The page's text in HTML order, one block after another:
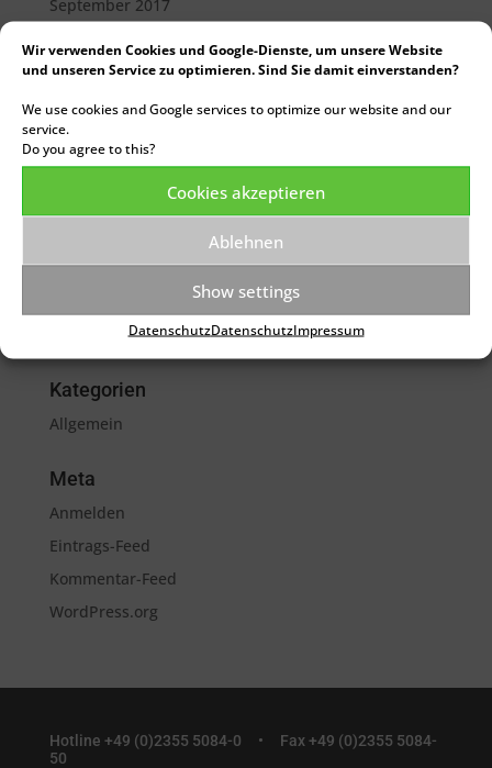
Wir verwenden Cookies und Google-Dienste, um unsere Website
und unseren Service zu optimieren. Sind Sie damit einverstanden?
We use cookies and Google services to optimize our website and our
service.
Do you agree to this?
Cookies akzeptieren
Ablehnen
Show settings
DatenschutzDatenschutzImpressum
September 2017
Juli 2017
Juni 2017
Mai 2017
April 2017
Januar 2017
November 2016
Kategorien
Allgemein
Meta
Anmelden
Eintrags-Feed
Kommentar-Feed
WordPress.org
Hotline +49 (0)2355 5084-0 • Fax +49 (0)2355 5084-
50